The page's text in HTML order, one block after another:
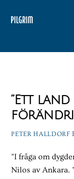
”Ett
PETER HALLDORF
”I fråga om
Nilos av Ankara.